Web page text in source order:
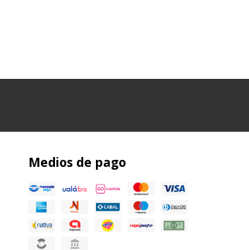
Medios de pago